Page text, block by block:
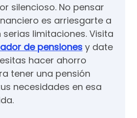
silencioso. No pensar
es arriesgarte a
serias limitaciones. Visita
de pensiones y date
hacer ahorro
tener una pensión
necesidades en esa